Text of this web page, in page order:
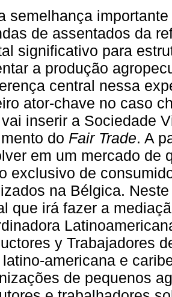
semelhança
de assentados da
significativo para
a produção
central nessa
ator-chave no caso
inserir a Sociedade
do Fair Trade. A
em um mercado de
exclusivo de
na Bélgica.
que irá fazer a
y Trabajadores
latino-americana e
de pequenos